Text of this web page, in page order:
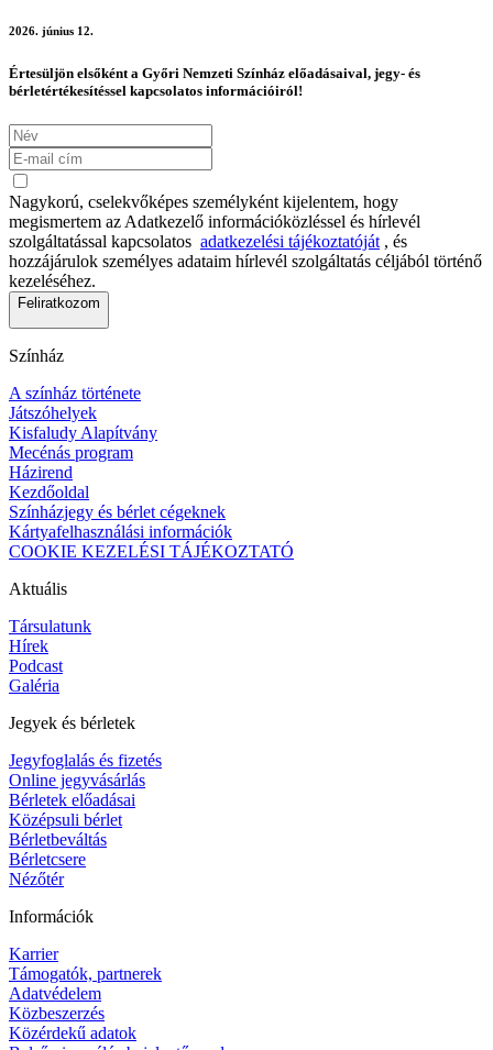
2026. június 12.
Értesüljön elsőként a Győri Nemzeti Színház előadásaival, jegy- és
bérletértékesítéssel kapcsolatos információiról!
Nagykorú, cselekvőképes személyként kijelentem, hogy
megismertem az Adatkezelő információközléssel és hírlevél
szolgáltatással kapcsolatos adatkezelési tájékoztatóját , és
hozzájárulok személyes adataim hírlevél szolgáltatás céljából történő
kezeléséhez.
Feliratkozom
Színház
A színház története
Játszóhelyek
Kisfaludy Alapítvány
Mecénás program
Házirend
Kezdőoldal
Színházjegy és bérlet cégeknek
Kártyafelhasználási információk
COOKIE KEZELÉSI TÁJÉKOZTATÓ
Aktuális
Társulatunk
Hírek
Podcast
Galéria
Jegyek és bérletek
Jegyfoglalás és fizetés
Online jegyvásárlás
Bérletek előadásai
Középsuli bérlet
Bérletbeváltás
Bérletcsere
Nézőtér
Információk
Karrier
Támogatók, partnerek
Adatvédelem
Közbeszerzés
Közérdekű adatok